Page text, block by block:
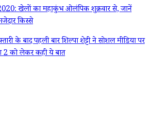
खेलों का महाकुंभ ओलंपिक शुक्रवार से, जानें
किस्से
के बाद पहली बार शिल्पा शेट्टी ने सोशल मीडिया पर
2 को लेकर कही ये बात